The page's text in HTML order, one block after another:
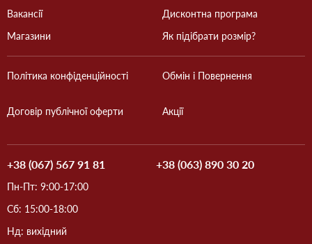
Вакансії
Магазини
Дисконтна програма
Як підібрати розмір?
Політика конфіденційності
Договір публічної оферти
Обмін і Повернення
Акції
+38 (067) 567 91 81 +38 (063) 890 30 20
Пн-Пт: 9:00-17:00
Сб: 15:00-18:00
Нд: вихідний